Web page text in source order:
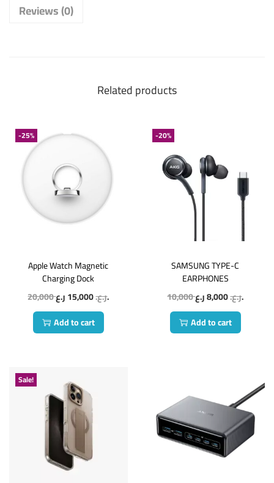
Reviews (0)
Related products
-25%
Apple Watch Magnetic
Charging Dock
20,000
ر.ع.15,000
ر.ع.
Add to cart
-20%
SAMSUNG TYPE-C
EARPHONES
10,000
ر.ع.8,000
ر.ع.
Add to cart
Sale!